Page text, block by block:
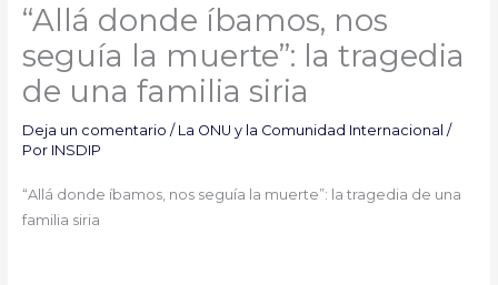
“Allá donde íbamos, nos
seguía la muerte”: la tragedia
de una familia siria
Deja un comentario / La ONU y la Comunidad Internacional /
Por INSDIP
“Allá donde íbamos, nos seguía la muerte”: la tragedia de una
familia siria